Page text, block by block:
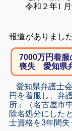
令和２年1 月
報道がありました
7000万円着
喪失 愛知県
愛知県弁護士
円を着服し、弁
所」（名古屋市
除名処分にした
士資格を3年間失